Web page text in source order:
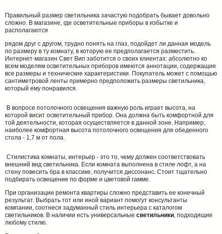
Правильный размер светильника зачастую подобрать бывает довольно
сложно. В магазине, где осветительные приборы в избытке и
располагаются
рядом друг с другом, трудно понять на глаз, подойдет ли данная модель
по размеру в ту комнату, в которую ее предполагается разместить.
Интернет-магазин Свет Вип заботится о своих клиентах: абсолютно ко
всем моделям осветительных приборов имеются аннотации, содержащие
все размеры и технические характеристики. Покупатель может с помощью
сантиметровой ленты примерно предположить размеры светильника,
который ему понравился.
В вопросе потолочного освещения важную роль играет высота, на
которой висит осветительный прибор. Она должна быть комфортной для
той деятельности, которая осуществляется в данной зоне. Например,
наиболее комфортная высота потолочного освещения для обеденного
стола - 1,7 м от пола.
Стилистика комнаты, интерьер - это то, чему должен соответствовать
внешний вид светильника. Если комната выполнена в стиле лофт, а на
стену повесить бра в классике, получится диссонанс. Стоит тщательно
подбирать освещение по форме и цветовой гамме.
При организации ремонта квартиры сложно представить ее конечный
результат. Выбрать тот или иной вариант помогут консультанты
компании, соотнеся задуманный стиль интерьера с каталогом
светильников. В наличии есть универсальные светильники, подходящие
любому стилю.